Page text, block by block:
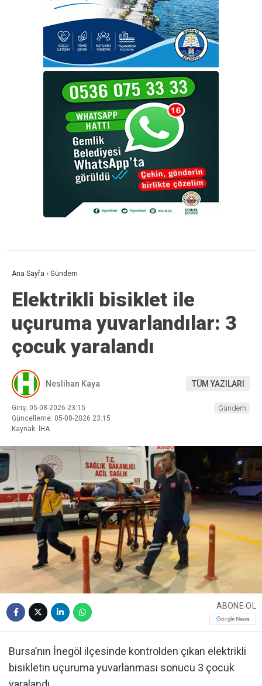
Ana Sayfa › Gündem
Elektrikli bisiklet ile
uçuruma yuvarlandılar: 3
çocuk yaralandı
Neslihan Kaya TÜM YAZILARI
Giriş: 05-08-2026 23:15
Güncelleme: 05-08-2026 23:15
Kaynak: İHA
Gündem
ABONE OL
Bursa’nın İnegöl ilçesinde kontrolden çıkan elektrikli
bisikletin uçuruma yuvarlanması sonucu 3 çocuk